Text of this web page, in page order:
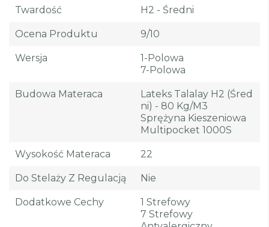
Twardość H2 - Średni
Ocena Produktu 9/10
Wersja
1-Polowa
7-Polowa
Budowa Materaca
Lateks Talalay H2 (śred
Ni) - 80 Kg/m3
Sprężyna Kieszeniowa
Multipocket 1000S
Wysokość Materaca 22
Do Stelaży Z Regulacją Nie
Dodatkowe Cechy
1 Strefowy
7 Strefowy